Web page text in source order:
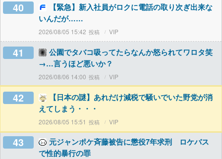
40
【緊急】新入社員がロクに電話の取り次ぎ出来な
いんだが……
2026/08/05 15:42 VIP
41
公園でタバコ吸ってたらなんか怒られてワロタ笑
→…言うほど悪いか？
2026/08/06 14:00 VIP
42
【日本の謎】あれだけ減税で騒いでいた野党が消
えてしまう・・・
2026/08/05 15:51 VIP
43
元ジャンポケ斉藤被告に懲役7年求刑 ロケバス
で性的暴行の罪